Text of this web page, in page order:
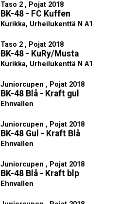
Taso 2 , Pojat 2018
BK-48 - FC Kuffen
Kurikka, Urheilukenttä N A1
Taso 2 , Pojat 2018
BK-48 - KuRy/Musta
Kurikka, Urheilukenttä N A1
Juniorcupen , Pojat 2018
BK-48 Blå - Kraft gul
Ehnvallen
Juniorcupen , Pojat 2018
BK-48 Gul - Kraft Blå
Ehnvallen
Juniorcupen , Pojat 2018
BK-48 Blå - Kraft blp
Ehnvallen